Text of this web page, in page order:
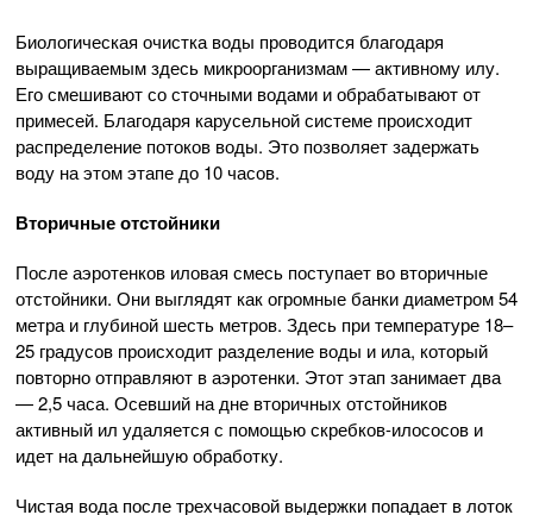
Биологическая очистка воды проводится благодаря
выращиваемым здесь микроорганизмам — активному илу.
Его смешивают со сточными водами и обрабатывают от
примесей. Благодаря карусельной системе происходит
распределение потоков воды. Это позволяет задержать
воду на этом этапе до 10 часов.
Вторичные отстойники
После аэротенков иловая смесь поступает во вторичные
отстойники. Они выглядят как огромные банки диаметром 54
метра и глубиной шесть метров. Здесь при температуре 18–
25 градусов происходит разделение воды и ила, который
повторно отправляют в аэротенки. Этот этап занимает два
— 2,5 часа. Осевший на дне вторичных отстойников
активный ил удаляется с помощью скребков-илососов и
идет на дальнейшую обработку.
Чистая вода после трехчасовой выдержки попадает в лоток